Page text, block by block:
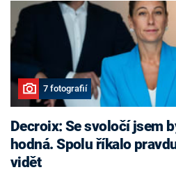
7 fotografií
Decroix: Se svoločí jsem
hodná. Spolu říkalo
vidět